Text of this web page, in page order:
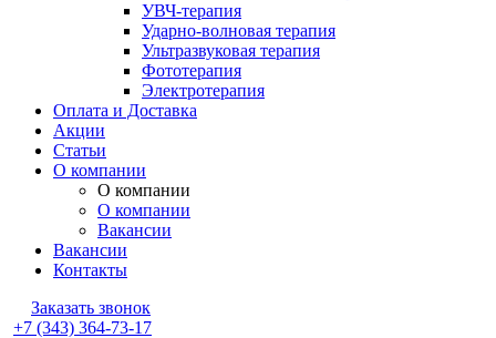
УВЧ-терапия
Ударно-волновая терапия
Ультразвуковая терапия
Фототерапия
Электротерапия
Оплата и Доставка
Акции
Статьи
О компании
О компании
О компании
Вакансии
Вакансии
Контакты
Заказать звонок
+7 (343) 364-73-17